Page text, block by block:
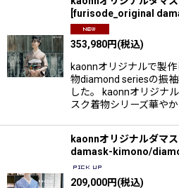
[furisode_original
353,980円(税込)
kaonnオリジナルで製
物diamond seriesの振
した。 kaonnオリジナ
スク着物シリーズ華やか
kaonnオリジナルダマ
damask-kimono/
209,000円(税込)